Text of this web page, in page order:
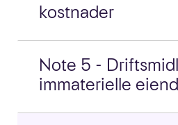
kostnader
Note 5 -
immaterielle